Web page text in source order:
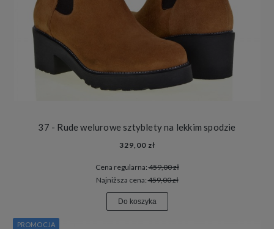
37 - Rude welurowe sztyblety na lekkim spodzie
329,00 zł
Cena regularna:459,00 zł
Najniższa cena:459,00 zł
Do koszyka
PROMOCJA